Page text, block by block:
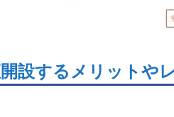
設するメリットや